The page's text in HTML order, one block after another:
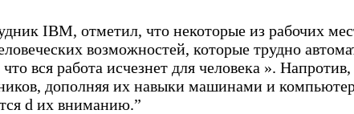
IBM, отметил, что некоторые из рабочих
возможностей, которые трудно
вся работа исчезнет для человека ».
дополняя их навыки машинами и
d их вниманию.”